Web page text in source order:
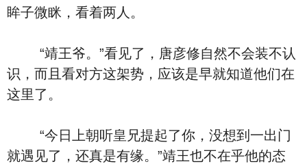
眸子微眯，看着两人。
“靖王爷。”看见了，唐彦修自然不会装不认
识，而且看对方这架势，应该是早就知道他们在
这里了。
“今日上朝听皇兄提起了你，没想到一出门
就遇见了，还真是有缘。”靖王也不在乎他的态